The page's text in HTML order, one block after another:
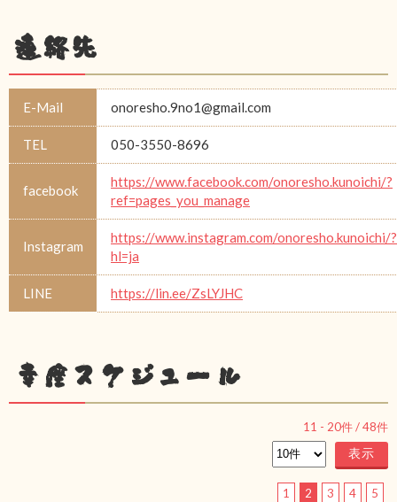
連絡先
E-Mail onoresho.9no1@gmail.com
TEL 050-3550-8696
facebook
https://www.facebook.com/onoresho.kunoichi/?
ref=pages_you_manage
Instagram
https://www.instagram.com/onoresho.kunoichi/?
hl=ja
LINE https://lin.ee/ZsLYJHC
幸座スケジュール
11 - 20件 /48件
1 2 3 4 5